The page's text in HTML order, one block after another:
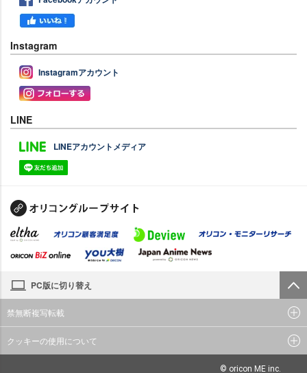
Instagram
Instagramアカウント
LINE
LINEアカウントメディア
PC版に切り替え
禁無断複写転載
クッキーの使用について
© oricon ME inc.